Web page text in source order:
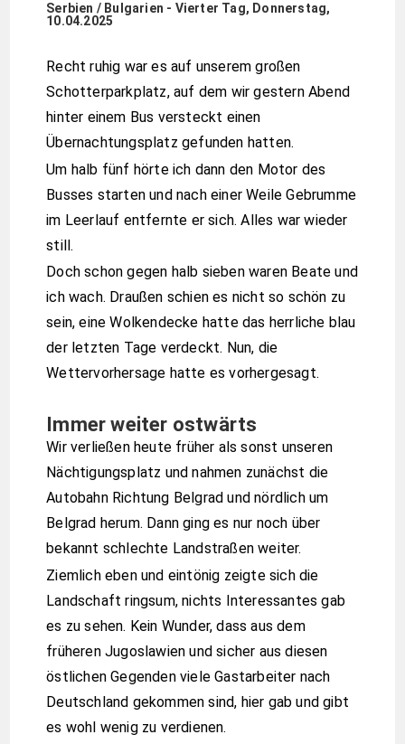
Serbien / Bulgarien - Vierter Tag, Donnerstag,
10.04.2025
Recht ruhig war es auf unserem großen
Schotterparkplatz, auf dem wir gestern Abend
hinter einem Bus versteckt einen
Übernachtungsplatz gefunden hatten.
Um halb fünf hörte ich dann den Motor des
Busses starten und nach einer Weile Gebrumme
im Leerlauf entfernte er sich. Alles war wieder
still.
Doch schon gegen halb sieben waren Beate und
ich wach. Draußen schien es nicht so schön zu
sein, eine Wolkendecke hatte das herrliche blau
der letzten Tage verdeckt. Nun, die
Wettervorhersage hatte es vorhergesagt.
Immer weiter ostwärts
Wir verließen heute früher als sonst unseren
Nächtigungsplatz und nahmen zunächst die
Autobahn Richtung Belgrad und nördlich um
Belgrad herum. Dann ging es nur noch über
bekannt schlechte Landstraßen weiter.
Ziemlich eben und eintönig zeigte sich die
Landschaft ringsum, nichts Interessantes gab
es zu sehen. Kein Wunder, dass aus dem
früheren Jugoslawien und sicher aus diesen
östlichen Gegenden viele Gastarbeiter nach
Deutschland gekommen sind, hier gab und gibt
es wohl wenig zu verdienen.